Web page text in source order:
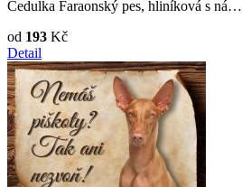
Cedulka Faraonský pes, hliníková s ná…
od 193 Kč
Detail